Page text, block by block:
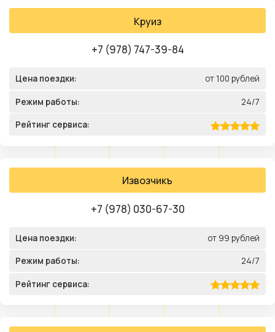
Круиз
+7 (978) 747-39-84
Цена поездки: от 100 рублей
Режим работы: 24/7
Рейтинг сервиса:
Извозчикъ
+7 (978) 030-67-30
Цена поездки: от 99 рублей
Режим работы: 24/7
Рейтинг сервиса: